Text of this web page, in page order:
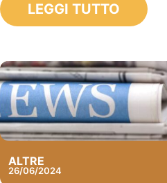
LEGGI TUTTO
ALTRE
26/06/2024